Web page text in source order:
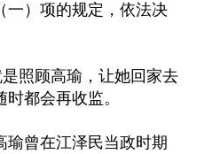
一）项的规定，依法决
照顾高瑜，让她回家去
都会再收监。
瑜曾在江泽民当政时期